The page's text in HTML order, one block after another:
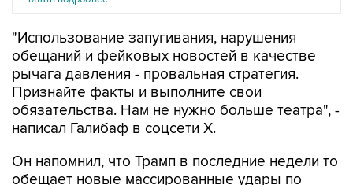
"Использование запугивания, нарушения
обещаний и фейковых новостей в качестве
рычага давления - провальная стратегия.
Признайте факты и выполните свои
обязательства. Нам не нужно больше театра", -
написал Галибаф в соцсети X.
Он напомнил, что Трамп в последние недели то
обещает новые массированные удары по